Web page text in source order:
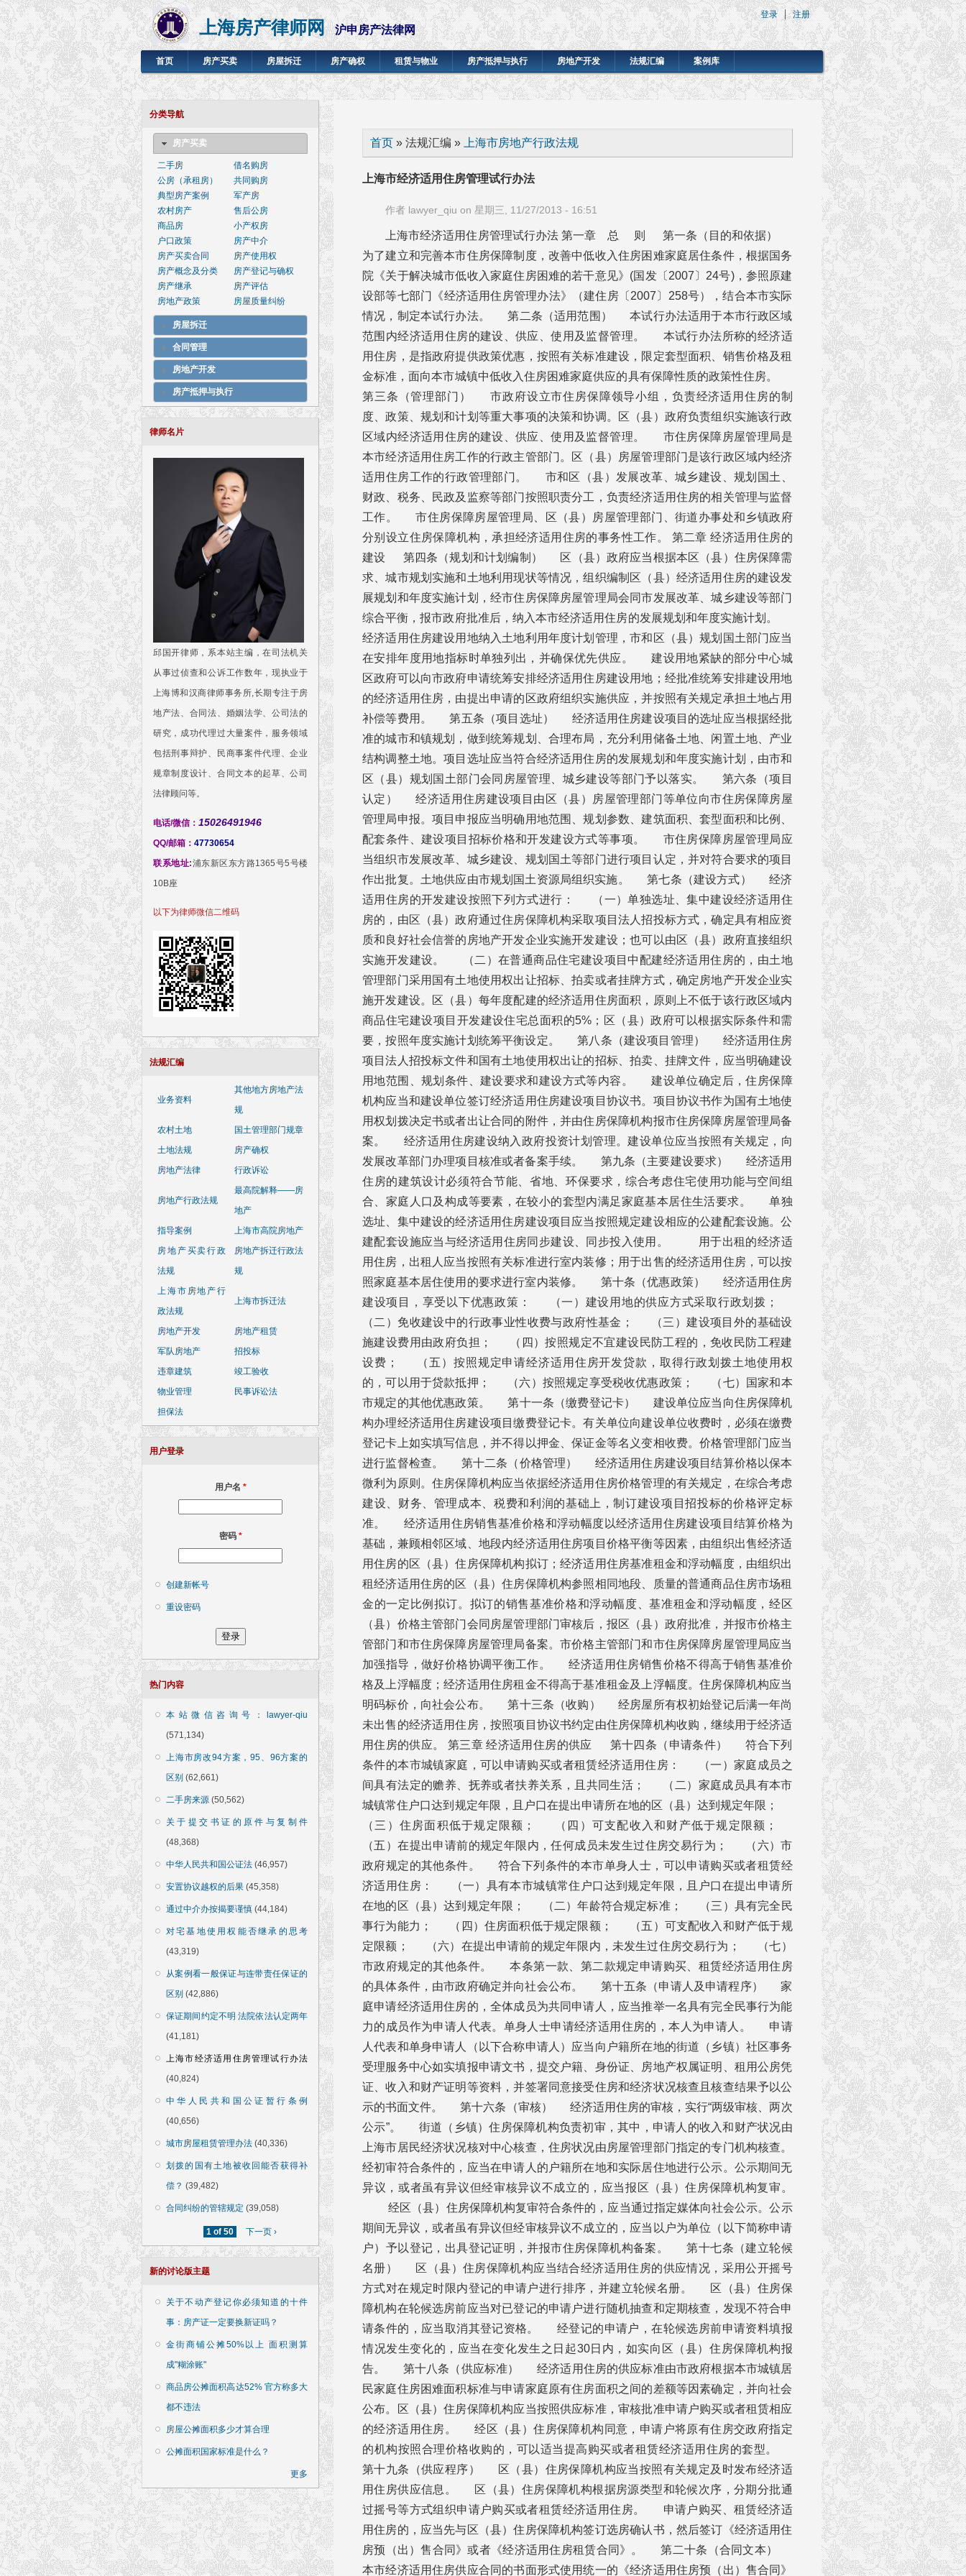
上海房产律师网 沪申房产法律网
登录 注册
首页 房产买卖 房屋拆迁 房产确权 租赁与物业 房产抵押与执行 房地产开发 法规汇编 案例库
分类导航
房产买卖
二手房
借名购房
公房（承租房）
共同购房
典型房产案例
军产房
农村房产
售后公房
商品房
小产权房
户口政策
房产中介
房产买卖合同
房产使用权
房产概念及分类
房产登记与确权
房产继承
房产评估
房地产政策
房屋质量纠纷
房屋拆迁
合同管理
房地产开发
房产抵押与执行
律师名片
邱国开律师，系本站主编，在司法机关
从事过侦查和公诉工作数年，现执业于
上海博和汉商律师事务所,长期专注于房
地产法、合同法、婚姻法学、公司法的
研究，成功代理过大量案件，服务领域
包括刑事辩护、民商事案件代理、企业
规章制度设计、合同文本的起草、公司
法律顾问等。
电话/微信： 15026491946
QQ/邮箱： 47730654
联系地址:浦东新区东方路1365号5号楼
10B座
以下为律师微信二维码
法规汇编
业务资料
其他地方房地产法
规
农村土地
国土管理部门规章
土地法规
房产确权
房地产法律
行政诉讼
房地产行政法规
最高院解释——房
地产
指导案例
上海市高院房地产
房地产买卖行政
法规
房地产拆迁行政法
规
上海市房地产行
政法规
上海市拆迁法
房地产开发
房地产租赁
军队房地产
招投标
违章建筑
竣工验收
物业管理
民事诉讼法
担保法
用户登录
用户名 *
密码 *
创建新帐号
重设密码
热门内容
本站微信咨询号：lawyer-qiu
(571,134)
上海市房改94方案，95、96方案的
区别 (62,661)
二手房来源 (50,562)
关于提交书证的原件与复制件
(48,368)
中华人民共和国公证法 (46,957)
安置协议越权的后果 (45,358)
通过中介办按揭要谨慎 (44,184)
对宅基地使用权能否继承的思考
(43,319)
从案例看一般保证与连带责任保证的
区别 (42,886)
保证期间约定不明 法院依法认定两年
(41,181)
上海市经济适用住房管理试行办法
(40,824)
中华人民共和国公证暂行条例
(40,656)
城市房屋租赁管理办法 (40,336)
划拨的国有土地被收回能否获得补
偿？ (39,482)
合同纠纷的管辖规定 (39,058)
1 of 50 下一页 ›
新的讨论版主题
关于不动产登记你必须知道的十件
事：房产证一定要换新证吗？
金街商铺公摊50%以上 面积测算
成"糊涂账"
商品房公摊面积高达52% 官方称多大
都不违法
房屋公摊面积多少才算合理
公摊面积国家标准是什么？
更多
你在这里
首页 » 法规汇编 » 上海市房地产行政法规
上海市经济适用住房管理试行办法
作者 lawyer_qiu on 星期三, 11/27/2013 - 16:51
上海市经济适用住房管理试行办法 第一章 总 则 第一条（目的和依据）
为了建立和完善本市住房保障制度，改善中低收入住房困难家庭居住条件，根据国务
院《关于解决城市低收入家庭住房困难的若干意见》(国发〔2007〕24号)，参照原建
设部等七部门《经济适用住房管理办法》（建住房〔2007〕258号），结合本市实际
情况，制定本试行办法。 第二条（适用范围） 本试行办法适用于本市行政区域
范围内经济适用住房的建设、供应、使用及监督管理。 本试行办法所称的经济适
用住房，是指政府提供政策优惠，按照有关标准建设，限定套型面积、销售价格及租
金标准，面向本市城镇中低收入住房困难家庭供应的具有保障性质的政策性住房。
第三条（管理部门） 市政府设立市住房保障领导小组，负责经济适用住房的制
度、政策、规划和计划等重大事项的决策和协调。区（县）政府负责组织实施该行政
区域内经济适用住房的建设、供应、使用及监督管理。 市住房保障房屋管理局是
本市经济适用住房工作的行政主管部门。区（县）房屋管理部门是该行政区域内经济
适用住房工作的行政管理部门。 市和区（县）发展改革、城乡建设、规划国土、
财政、税务、民政及监察等部门按照职责分工，负责经济适用住房的相关管理与监督
工作。 市住房保障房屋管理局、区（县）房屋管理部门、街道办事处和乡镇政府
分别设立住房保障机构，承担经济适用住房的事务性工作。 第二章 经济适用住房的
建设 第四条（规划和计划编制） 区（县）政府应当根据本区（县）住房保障需
求、城市规划实施和土地利用现状等情况，组织编制区（县）经济适用住房的建设发
展规划和年度实施计划，经市住房保障房屋管理局会同市发展改革、城乡建设等部门
综合平衡，报市政府批准后，纳入本市经济适用住房的发展规划和年度实施计划。
经济适用住房建设用地纳入土地利用年度计划管理，市和区（县）规划国土部门应当
在安排年度用地指标时单独列出，并确保优先供应。 建设用地紧缺的部分中心城
区政府可以向市政府申请统筹安排经济适用住房建设用地；经批准统筹安排建设用地
的经济适用住房，由提出申请的区政府组织实施供应，并按照有关规定承担土地占用
补偿等费用。 第五条（项目选址） 经济适用住房建设项目的选址应当根据经批
准的城市和镇规划，做到统筹规划、合理布局，充分利用储备土地、闲置土地、产业
结构调整土地。项目选址应当符合经济适用住房的发展规划和年度实施计划，由市和
区（县）规划国土部门会同房屋管理、城乡建设等部门予以落实。 第六条（项目
认定） 经济适用住房建设项目由区（县）房屋管理部门等单位向市住房保障房屋
管理局申报。项目申报应当明确用地范围、规划参数、建筑面积、套型面积和比例、
配套条件、建设项目招标价格和开发建设方式等事项。 市住房保障房屋管理局应
当组织市发展改革、城乡建设、规划国土等部门进行项目认定，并对符合要求的项目
作出批复。土地供应由市规划国土资源局组织实施。 第七条（建设方式） 经济
适用住房的开发建设按照下列方式进行： （一）单独选址、集中建设经济适用住
房的，由区（县）政府通过住房保障机构采取项目法人招投标方式，确定具有相应资
质和良好社会信誉的房地产开发企业实施开发建设；也可以由区（县）政府直接组织
实施开发建设。 （二）在普通商品住宅建设项目中配建经济适用住房的，由土地
管理部门采用国有土地使用权出让招标、拍卖或者挂牌方式，确定房地产开发企业实
施开发建设。区（县）每年度配建的经济适用住房面积，原则上不低于该行政区域内
商品住宅建设项目开发建设住宅总面积的5%；区（县）政府可以根据实际条件和需
要，按照年度实施计划统筹平衡设定。 第八条（建设项目管理） 经济适用住房
项目法人招投标文件和国有土地使用权出让的招标、拍卖、挂牌文件，应当明确建设
用地范围、规划条件、建设要求和建设方式等内容。 建设单位确定后，住房保障
机构应当和建设单位签订经济适用住房建设项目协议书。项目协议书作为国有土地使
用权划拨决定书或者出让合同的附件，并由住房保障机构报市住房保障房屋管理局备
案。 经济适用住房建设纳入政府投资计划管理。建设单位应当按照有关规定，向
发展改革部门办理项目核准或者备案手续。 第九条（主要建设要求） 经济适用
住房的建筑设计必须符合节能、省地、环保要求，综合考虑住宅使用功能与空间组
合、家庭人口及构成等要素，在较小的套型内满足家庭基本居住生活要求。 单独
选址、集中建设的经济适用住房建设项目应当按照规定建设相应的公建配套设施。公
建配套设施应当与经济适用住房同步建设、同步投入使用。 用于出租的经济适
用住房，出租人应当按照有关标准进行室内装修；用于出售的经济适用住房，可以按
照家庭基本居住使用的要求进行室内装修。 第十条（优惠政策） 经济适用住房
建设项目，享受以下优惠政策： （一）建设用地的供应方式采取行政划拨；
（二）免收建设中的行政事业性收费与政府性基金； （三）建设项目外的基础设
施建设费用由政府负担； （四）按照规定不宜建设民防工程的，免收民防工程建
设费； （五）按照规定申请经济适用住房开发贷款，取得行政划拨土地使用权
的，可以用于贷款抵押； （六）按照规定享受税收优惠政策； （七）国家和本
市规定的其他优惠政策。 第十一条（缴费登记卡） 建设单位应当向住房保障机
构办理经济适用住房建设项目缴费登记卡。有关单位向建设单位收费时，必须在缴费
登记卡上如实填写信息，并不得以押金、保证金等名义变相收费。价格管理部门应当
进行监督检查。 第十二条（价格管理） 经济适用住房建设项目结算价格以保本
微利为原则。住房保障机构应当依据经济适用住房价格管理的有关规定，在综合考虑
建设、财务、管理成本、税费和利润的基础上，制订建设项目招投标的价格评定标
准。 经济适用住房销售基准价格和浮动幅度以经济适用住房建设项目结算价格为
基础，兼顾相邻区域、地段内经济适用住房项目价格平衡等因素，由组织出售经济适
用住房的区（县）住房保障机构拟订；经济适用住房基准租金和浮动幅度，由组织出
租经济适用住房的区（县）住房保障机构参照相同地段、质量的普通商品住房市场租
金的一定比例拟订。拟订的销售基准价格和浮动幅度、基准租金和浮动幅度，经区
（县）价格主管部门会同房屋管理部门审核后，报区（县）政府批准，并报市价格主
管部门和市住房保障房屋管理局备案。市价格主管部门和市住房保障房屋管理局应当
加强指导，做好价格协调平衡工作。 经济适用住房销售价格不得高于销售基准价
格及上浮幅度；经济适用住房租金不得高于基准租金及上浮幅度。住房保障机构应当
明码标价，向社会公布。 第十三条（收购） 经房屋所有权初始登记后满一年尚
未出售的经济适用住房，按照项目协议书约定由住房保障机构收购，继续用于经济适
用住房的供应。 第三章 经济适用住房的供应 第十四条（申请条件） 符合下列
条件的本市城镇家庭，可以申请购买或者租赁经济适用住房： （一）家庭成员之
间具有法定的赡养、抚养或者扶养关系，且共同生活； （二）家庭成员具有本市
城镇常住户口达到规定年限，且户口在提出申请所在地的区（县）达到规定年限；
（三）住房面积低于规定限额； （四）可支配收入和财产低于规定限额；
（五）在提出申请前的规定年限内，任何成员未发生过住房交易行为； （六）市
政府规定的其他条件。 符合下列条件的本市单身人士，可以申请购买或者租赁经
济适用住房： （一）具有本市城镇常住户口达到规定年限，且户口在提出申请所
在地的区（县）达到规定年限； （二）年龄符合规定标准； （三）具有完全民
事行为能力； （四）住房面积低于规定限额； （五）可支配收入和财产低于规
定限额； （六）在提出申请前的规定年限内，未发生过住房交易行为； （七）
市政府规定的其他条件。 本条第一款、第二款规定申请购买、租赁经济适用住房
的具体条件，由市政府确定并向社会公布。 第十五条（申请人及申请程序） 家
庭申请经济适用住房的，全体成员为共同申请人，应当推举一名具有完全民事行为能
力的成员作为申请人代表。单身人士申请经济适用住房的，本人为申请人。 申请
人代表和单身申请人（以下合称申请人）应当向户籍所在地的街道（乡镇）社区事务
受理服务中心如实填报申请文书，提交户籍、身份证、房地产权属证明、租用公房凭
证、收入和财产证明等资料，并签署同意接受住房和经济状况核查且核查结果予以公
示的书面文件。 第十六条（审核） 经济适用住房的审核，实行“两级审核、两次
公示”。 街道（乡镇）住房保障机构负责初审，其中，申请人的收入和财产状况由
上海市居民经济状况核对中心核查，住房状况由房屋管理部门指定的专门机构核查。
经初审符合条件的，应当在申请人的户籍所在地和实际居住地进行公示。公示期间无
异议，或者虽有异议但经审核异议不成立的，应当报区（县）住房保障机构复审。
经区（县）住房保障机构复审符合条件的，应当通过指定媒体向社会公示。公示
期间无异议，或者虽有异议但经审核异议不成立的，应当以户为单位（以下简称申请
户）予以登记，出具登记证明，并报市住房保障机构备案。 第十七条（建立轮候
名册） 区（县）住房保障机构应当结合经济适用住房的供应情况，采用公开摇号
方式对在规定时限内登记的申请户进行排序，并建立轮候名册。 区（县）住房保
障机构在轮候选房前应当对已登记的申请户进行随机抽查和定期核查，发现不符合申
请条件的，应当取消其登记资格。 经登记的申请户，在轮候选房前申请资料填报
情况发生变化的，应当在变化发生之日起30日内，如实向区（县）住房保障机构报
告。 第十八条（供应标准） 经济适用住房的供应标准由市政府根据本市城镇居
民家庭住房困难面积标准与申请家庭原有住房面积之间的差额等因素确定，并向社会
公布。区（县）住房保障机构应当按照供应标准，审核批准申请户购买或者租赁相应
的经济适用住房。 经区（县）住房保障机构同意，申请户将原有住房交政府指定
的机构按照合理价格收购的，可以适当提高购买或者租赁经济适用住房的套型。
第十九条（供应程序） 区（县）住房保障机构应当按照有关规定及时发布经济适
用住房供应信息。 区（县）住房保障机构根据房源类型和轮候次序，分期分批通
过摇号等方式组织申请户购买或者租赁经济适用住房。 申请户购买、租赁经济适
用住房的，应当先与区（县）住房保障机构签订选房确认书，然后签订《经济适用住
房预（出）售合同》或者《经济适用住房租赁合同》。 第二十条（合同文本）
本市经济适用住房供应合同的书面形式使用统一的《经济适用住房预（出）售合同》